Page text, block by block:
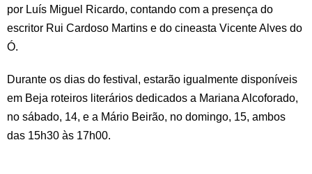
por Luís Miguel Ricardo, contando com a presença do
escritor Rui Cardoso Martins e do cineasta Vicente Alves do
Ó.
Durante os dias do festival, estarão igualmente disponíveis
em Beja roteiros literários dedicados a Mariana Alcoforado,
no sábado, 14, e a Mário Beirão, no domingo, 15, ambos
das 15h30 às 17h00.